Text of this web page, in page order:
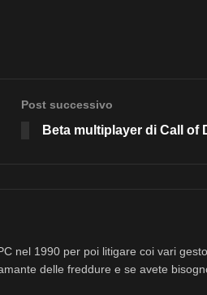
Post successivo
Beta multiplayer di Call of
nel 1990 per poi litigare coi vari
delle freddure e se avete